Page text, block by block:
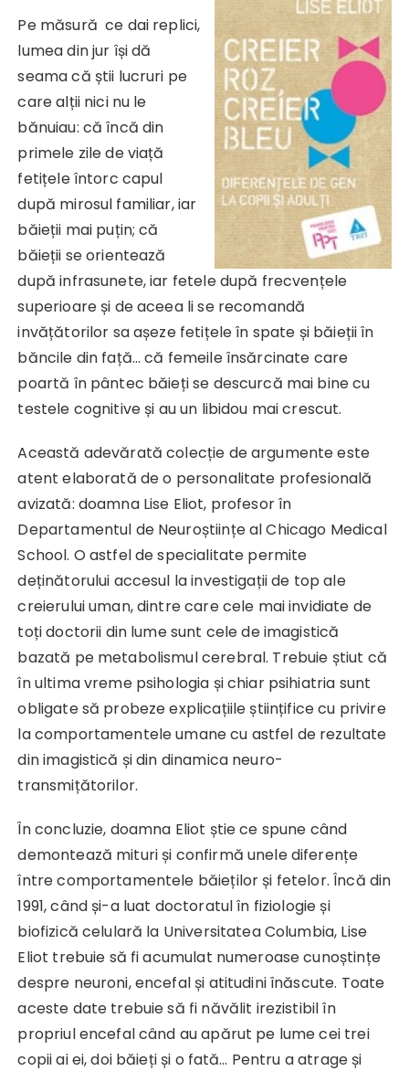
Pe măsură ce dai replici,
lumea din jur își dă
seama că știi lucruri pe
care alții nici nu le
bănuiau: că încă din
primele zile de viață
fetițele întorc capul
după mirosul familiar, iar
băieții mai puțin; că
băieții se orientează
după infrasunete, iar fetele după frecvențele
superioare și de aceea li se recomandă
invățătorilor sa așeze fetițele în spate și băieții în
băncile din față… că femeile însărcinate care
poartă în pântec băieți se descurcă mai bine cu
testele cognitive și au un libidou mai crescut.
Această adevărată colecție de argumente este
atent elaborată de o personalitate profesională
avizată: doamna Lise Eliot, profesor în
Departamentul de Neuroștiințe al Chicago Medical
School. O astfel de specialitate permite
deținătorului accesul la investigații de top ale
creierului uman, dintre care cele mai invidiate de
toți doctorii din lume sunt cele de imagistică
bazată pe metabolismul cerebral. Trebuie știut că
în ultima vreme psihologia și chiar psihiatria sunt
obligate să probeze explicațiile științifice cu privire
la comportamentele umane cu astfel de rezultate
din imagistică și din dinamica neuro-
transmițătorilor.
În concluzie, doamna Eliot știe ce spune când
demontează mituri și confirmă unele diferențe
între comportamentele băieților și fetelor. Încă din
1991, când și-a luat doctoratul în fiziologie și
biofizică celulară la Universitatea Columbia, Lise
Eliot trebuie să fi acumulat numeroase cunoștințe
despre neuroni, encefal și atitudini înăscute. Toate
aceste date trebuie să fi năvălit irezistibil în
propriul encefal când au apărut pe lume cei trei
copii ai ei, doi băieți și o fată… Pentru a atrage și